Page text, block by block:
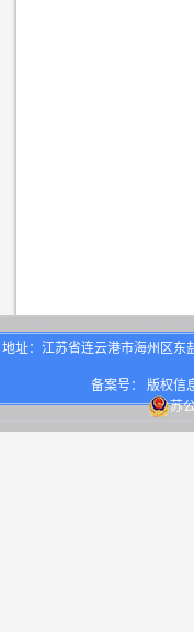
地址：江苏省连云港市海州区东
备案号： 版权信
苏